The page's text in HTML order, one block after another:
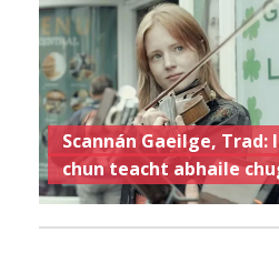
Scannán Gaeilge,
chun teacht abhaile